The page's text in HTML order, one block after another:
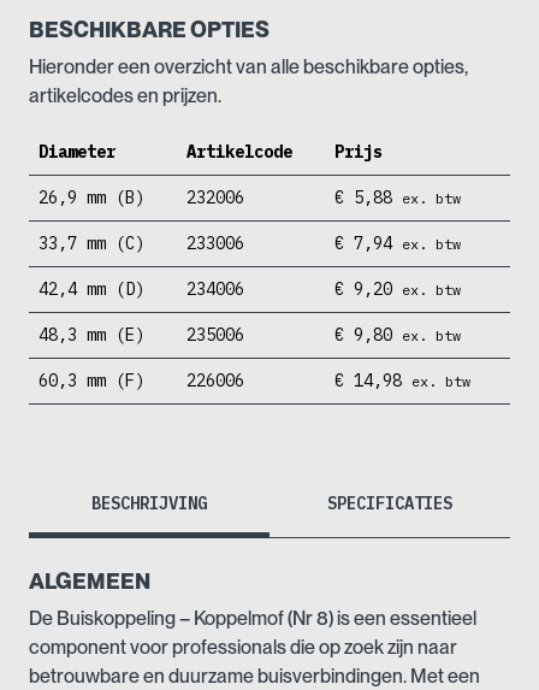
BESCHIKBARE OPTIES
Hieronder een overzicht van alle beschikbare opties,
artikelcodes en prijzen.
Diameter Artikelcode Prijs
26,9 mm (B) 232006 € 5,88 ex. btw
33,7 mm (C) 233006 € 7,94 ex. btw
42,4 mm (D) 234006 € 9,20 ex. btw
48,3 mm (E) 235006 € 9,80 ex. btw
60,3 mm (F) 226006 € 14,98 ex. btw
BESCHRIJVING SPECIFICATIES
ALGEMEEN
De Buiskoppeling – Koppelmof (Nr 8) is een essentieel
component voor professionals die op zoek zijn naar
betrouwbare en duurzame buisverbindingen. Met een